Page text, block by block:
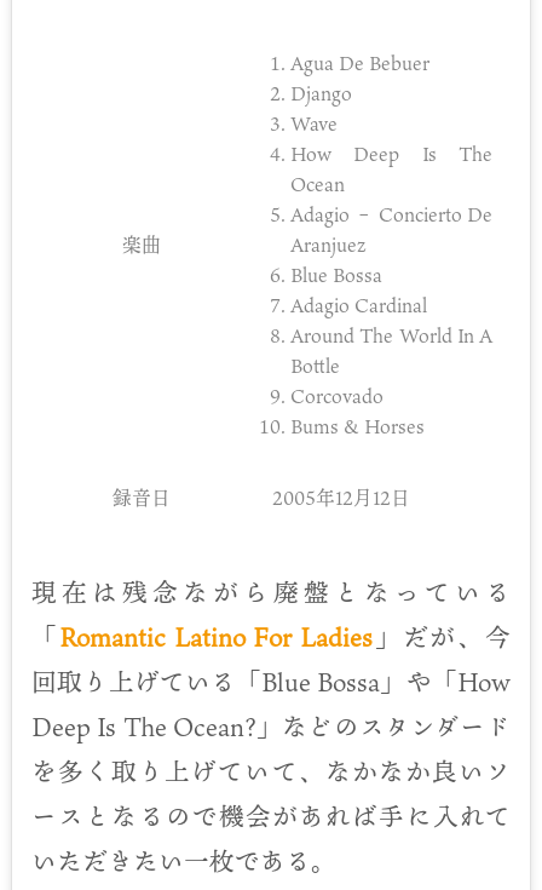
楽曲
Agua De Bebuer
Django
Wave
How Deep Is The
Ocean
Adagio – Concierto De
Aranjuez
Blue Bossa
Adagio Cardinal
Around The World In A
Bottle
Corcovado
Bums & Horses
録音日 2005年12月12日
現在は残念ながら廃盤となっている
「Romantic Latino For Ladies 」だが、今
回取り上げている「Blue Bossa」や「How
Deep Is The Ocean?」などのスタンダード
を多く取り上げていて、なかなか良いソ
ースとなるので機会があれば手に入れて
いただきたい一枚である。